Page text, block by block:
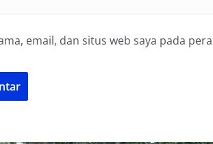
email, dan situs web saya pada